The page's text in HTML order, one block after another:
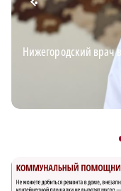
Нижегородский врач